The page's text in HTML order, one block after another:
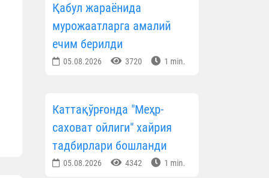
Қабул жараёнида
мурожаатларга амалий
ечим берилди
05.08.2026 3720 1 min.
Каттақўрғонда "Меҳр-
саховат ойлиги" хайрия
тадбирлари бошланди
05.08.2026 4342 1 min.